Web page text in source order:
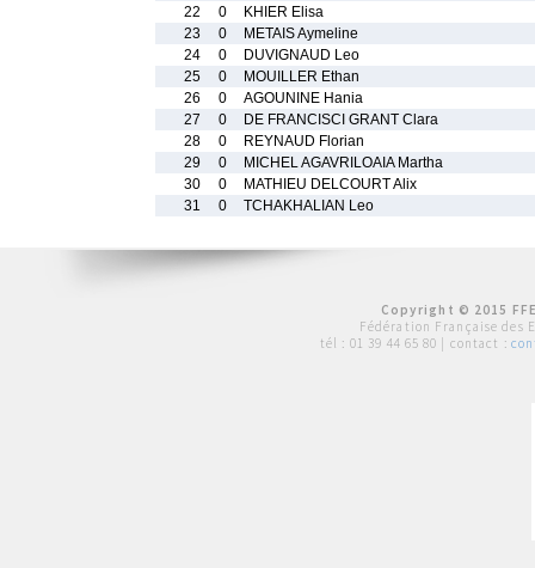
22
0
KHIER Elisa
23
0
METAIS Aymeline
24
0
DUVIGNAUD Leo
25
0
MOUILLER Ethan
26
0
AGOUNINE Hania
27
0
DE FRANCISCI GRANT Clara
28
0
REYNAUD Florian
29
0
MICHEL AGAVRILOAIA Martha
30
0
MATHIEU DELCOURT Alix
31
0 TCHAKHALIAN Leo
Copyright © 2015
Fédération Française des
tél : 01 39 44 65 80 | contact :